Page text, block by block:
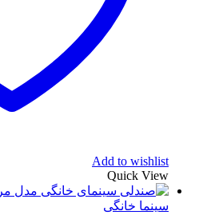
Add to wishlist
Quick View
سینما خانگی